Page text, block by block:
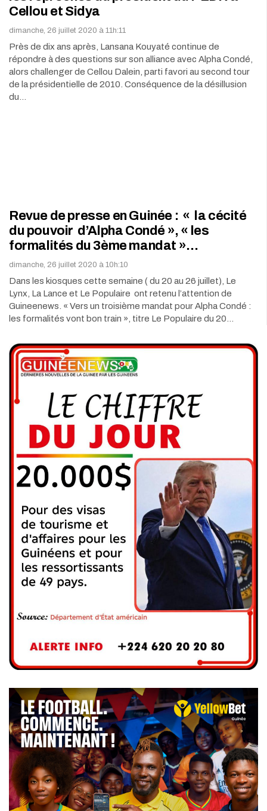
Cellou et Sidya
dimanche, 26 juillet 2020 à 11h:11
Près de dix ans après, Lansana Kouyaté continue de
répondre à des questions sur son alliance avec Alpha Condé,
alors challenger de Cellou Dalein, parti favori au second tour
de la présidentielle de 2010. Conséquence de la désillusion
du…
Revue de presse en Guinée : « la cécité
du pouvoir d’Alpha Condé », « les
formalités du 3ème mandat »…
dimanche, 26 juillet 2020 à 10h:10
Dans les kiosques cette semaine ( du 20 au 26 juillet), Le
Lynx, La Lance et Le Populaire ont retenu l’attention de
Guineenews. « Vers un troisième mandat pour Alpha Condé :
les formalités vont bon train », titre Le Populaire du 20…